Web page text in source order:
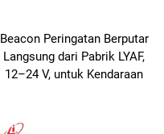
Beacon Peringatan Berputar
Langsung dari Pabrik LYAF,
12–24 V, untuk Kendaraan